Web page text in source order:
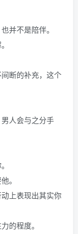
并不是陪伴。
断的补充，这个
人会与之分手
。
上表现出其实你
的程度。